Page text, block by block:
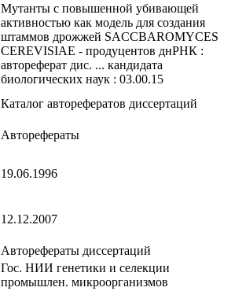
Мутанты с повышенной убивающей
активностью как модель для создания
штаммов дрожжей SACCBAROMYCES
CEREVISIAE - продуцентов днРНК :
автореферат дис. ... кандидата
биологических наук : 03.00.15
Каталог авторефератов диссертаций
Авторефераты
19.06.1996
12.12.2007
Авторефераты диссертаций
Гос. НИИ генетики и селекции
промышлен. микроорганизмов